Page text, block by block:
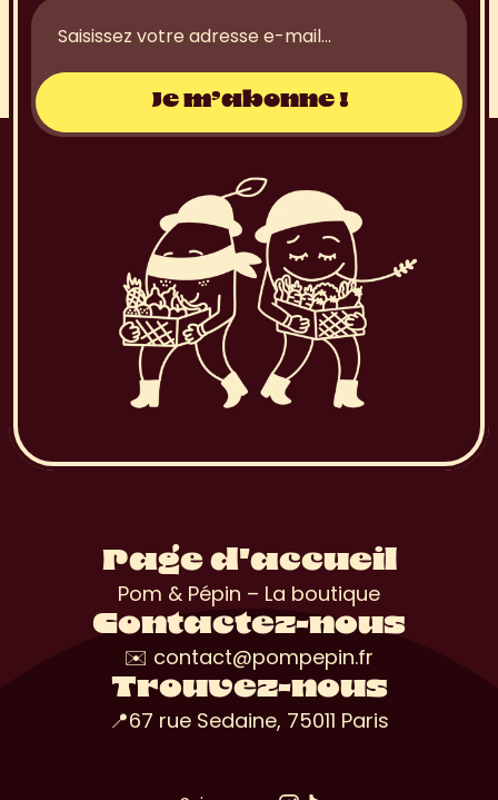
Page d'accueil
Pom & Pépin – La boutique
Contactez-nous
✉️ contact@pompepin.fr
Trouvez-nous
📍67 rue Sedaine, 75011 Paris